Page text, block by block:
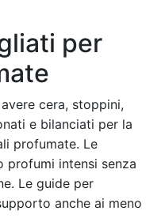
per
cera, stoppini,
e bilanciati per la
profumate. Le
profumi intensi senza
Le guide per
anche ai meno